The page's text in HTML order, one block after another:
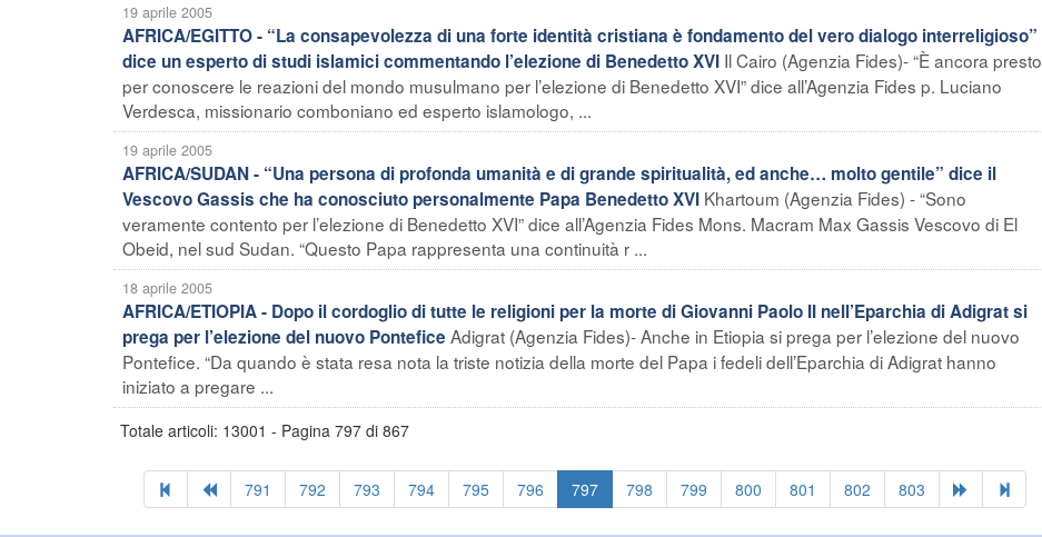
19 aprile 2005
AFRICA/EGITTO - “La consapevolezza di una forte identità cristiana è fondamento del vero dialogo interreligioso”
dice un esperto di studi islamici commentando l’elezione di Benedetto XVI Il Cairo (Agenzia Fides)- “È ancora presto
per conoscere le reazioni del mondo musulmano per l’elezione di Benedetto XVI” dice all’Agenzia Fides p. Luciano
Verdesca, missionario comboniano ed esperto islamologo, ...
19 aprile 2005
AFRICA/SUDAN - “Una persona di profonda umanità e di grande spiritualità, ed anche… molto gentile” dice il
Vescovo Gassis che ha conosciuto personalmente Papa Benedetto XVI Khartoum (Agenzia Fides) - “Sono
veramente contento per l’elezione di Benedetto XVI” dice all’Agenzia Fides Mons. Macram Max Gassis Vescovo di El
Obeid, nel sud Sudan. “Questo Papa rappresenta una continuità r ...
18 aprile 2005
AFRICA/ETIOPIA - Dopo il cordoglio di tutte le religioni per la morte di Giovanni Paolo II nell’Eparchia di Adigrat si
prega per l’elezione del nuovo Pontefice Adigrat (Agenzia Fides)- Anche in Etiopia si prega per l’elezione del nuovo
Pontefice. “Da quando è stata resa nota la triste notizia della morte del Papa i fedeli dell’Eparchia di Adigrat hanno
iniziato a pregare ...
Totale articoli: 13001 - Pagina 797 di 867
791 792 793 794 795 796 797 798 799 800 801 802 803